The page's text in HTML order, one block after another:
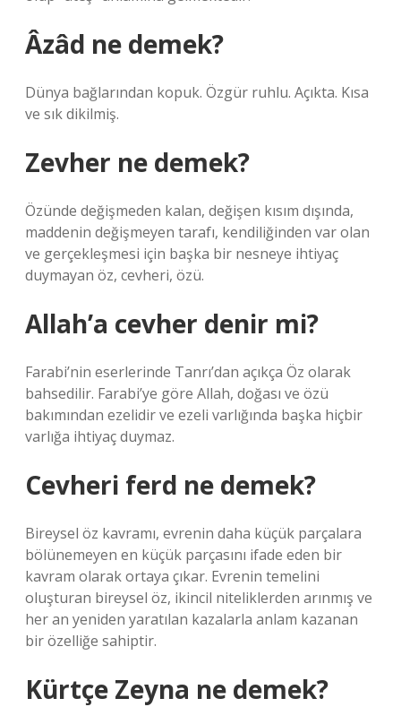
Âzâd ne demek?
Dünya bağlarından kopuk. Özgür ruhlu. Açıkta. Kısa
ve sık dikilmiş.
Zevher ne demek?
Özünde değişmeden kalan, değişen kısım dışında,
maddenin değişmeyen tarafı, kendiliğinden var olan
ve gerçekleşmesi için başka bir nesneye ihtiyaç
duymayan öz, cevheri, özü.
Allah’a cevher denir mi?
Farabi’nin eserlerinde Tanrı’dan açıkça Öz olarak
bahsedilir. Farabi’ye göre Allah, doğası ve özü
bakımından ezelidir ve ezeli varlığında başka hiçbir
varlığa ihtiyaç duymaz.
Cevheri ferd ne demek?
Bireysel öz kavramı, evrenin daha küçük parçalara
bölünemeyen en küçük parçasını ifade eden bir
kavram olarak ortaya çıkar. Evrenin temelini
oluşturan bireysel öz, ikincil niteliklerden arınmış ve
her an yeniden yaratılan kazalarla anlam kazanan
bir özelliğe sahiptir.
Kürtçe Zeyna ne demek?